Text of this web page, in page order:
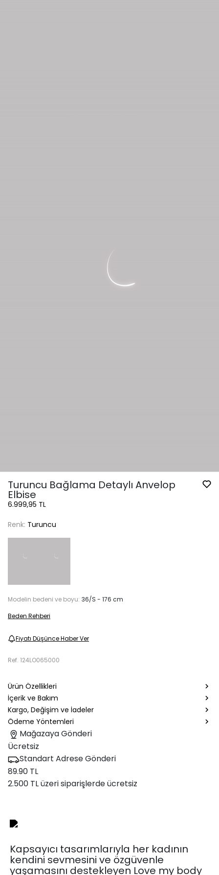
Turuncu Bağlama Detaylı Anvelop
Elbise
6.999,95 TL
Renk: Turuncu
Modelin bedeni ve boyu: 36/S - 176 cm
Beden Rehberi
Fiyatı Düşünce Haber Ver
Ref. 124LO065000
Ürün Özellikleri
İçerik ve Bakım
Kargo, Değişim ve İadeler
Ödeme Yöntemleri
Mağazaya Gönderi
Ücretsiz
Standart Adrese Gönderi
89.90 TL
2.500 TL üzeri siparişlerde ücretsiz
Kapsayıcı tasarımlarıyla her kadının
kendini sevmesini ve özgüvenle
yaşamasını destekleyen Love my body